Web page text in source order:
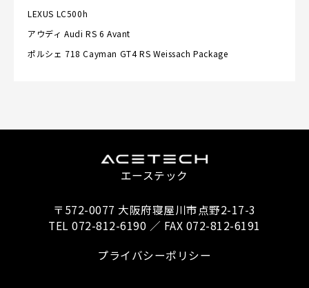
LEXUS LC500h
アウディ Audi RS 6 Avant
ポルシェ 718 Cayman GT4 RS Weissach Package
エーステック
〒572-0077 大阪府寝屋川市点野2-17-3
TEL 072-812-6190 ／ FAX 072-812-6191
プライバシーポリシー